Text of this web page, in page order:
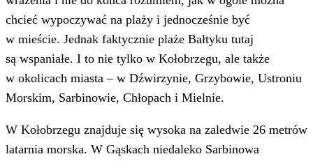
chcieć wypoczywać na plaży i jednocześnie być
w mieście. Jednak faktycznie plaże Bałtyku tutaj
są wspaniałe. I to nie tylko w Kołobrzegu, ale także
w okolicach miasta – w Dźwirzynie, Grzybowie, Ustroniu
Morskim, Sarbinowie, Chłopach i Mielnie.
W Kołobrzegu znajduje się wysoka na zaledwie 26 metrów
latarnia morska. W Gąskach niedaleko Sarbinowa